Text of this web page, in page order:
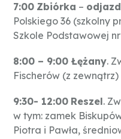
7:00 Zbiórka –
Polskiego 36 (szkolny
Szkole Podstawowej
8:00 – 9:00 Łężany.
Fischerów (z zewnątrz)
9:30- 12:00 Reszel.
w tym: zamek
Piotra i Pawła,